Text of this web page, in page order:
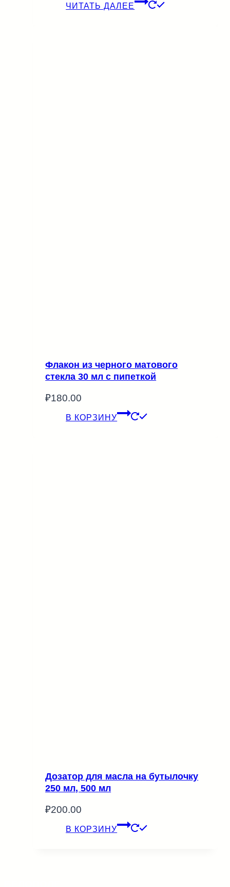
ЧИТАТЬ ДАЛЕЕ
Флакон из черного матового
стекла 30 мл с пипеткой
₽180.00
В КОРЗИНУ
Дозатор для масла на бутылочку
250 мл, 500 мл
₽200.00
В КОРЗИНУ